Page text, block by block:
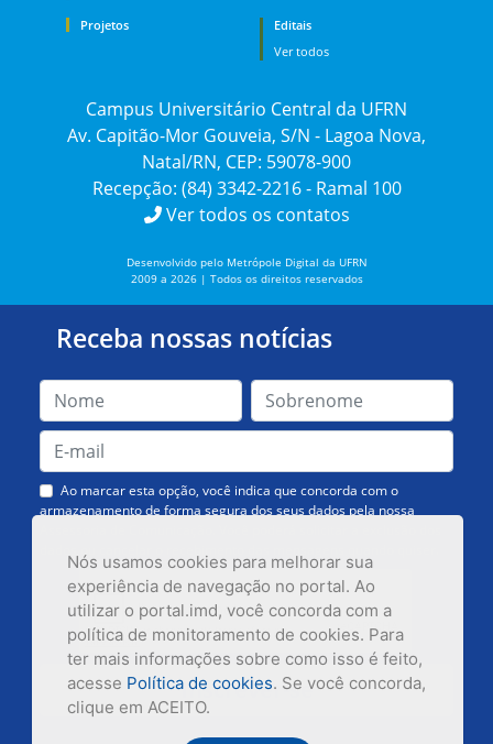
Nós usamos cookies para melhorar sua
experiência de navegação no portal. Ao
utilizar o portal.imd, você concorda com a
política de monitoramento de cookies. Para
ter mais informações sobre como isso é feito,
acesse Política de cookies. Se você concorda,
clique em ACEITO.
Projetos
Editais
Ver todos
Campus Universitário Central da UFRN
Av. Capitão-Mor Gouveia, S/N - Lagoa Nova,
Natal/RN, CEP: 59078-900
Recepção: (84) 3342-2216 - Ramal 100
Ver todos os contatos
Desenvolvido pelo Metrópole Digital da UFRN
2009 a 2026 | Todos os direitos reservados
Receba nossas notícias
Ao marcar esta opção, você indica que concorda com o
armazenamento de forma segura dos seus dados pela nossa
Inscrever-se